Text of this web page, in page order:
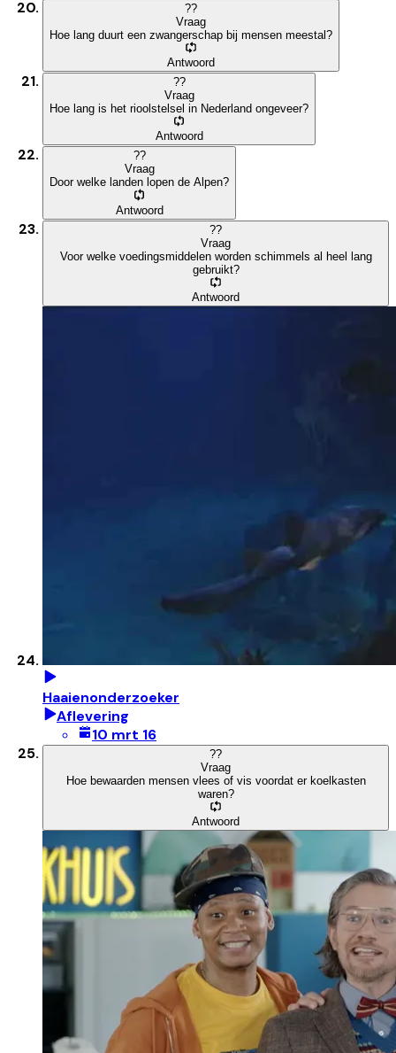
??
Vraag
Hoe lang duurt een zwangerschap bij mensen meestal?
Antwoord
??
Vraag
Hoe lang is het rioolstelsel in Nederland ongeveer?
Antwoord
??
Vraag
Door welke landen lopen de Alpen?
Antwoord
??
Vraag
Voor welke voedingsmiddelen worden schimmels al heel lang
gebruikt?
Antwoord
Haaienonderzoeker
Aflevering
10 mrt 16
??
Vraag
Hoe bewaarden mensen vlees of vis voordat er koelkasten
waren?
Antwoord